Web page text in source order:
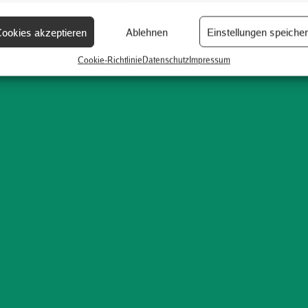
akzeptieren Ablehnen Einstellungen
Cookie-RichtlinieDatenschutzImpressum